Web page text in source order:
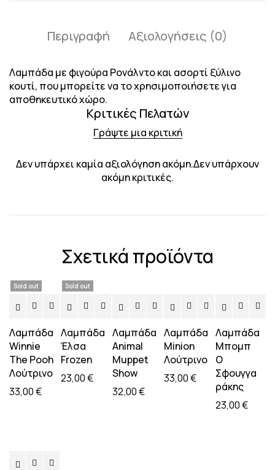
Περιγραφή Αξιολογήσεις (0)
Λαμπάδα με φιγούρα Ρονάλντο και ασορτί ξύλινο
κουτί, που μπορείτε να το χρησιμοποιήσετε για
αποθηκευτικό χώρο.
Κριτικές Πελατών
Γράψτε μια κριτική
Δεν υπάρχει καμία αξιολόγηση ακόμη.Δεν υπάρχουν
ακόμη κριτικές.
Σχετικά προϊόντα
Sold out
Λαμπάδα
Winnie
The Pooh
Λούτρινο
33,00€
Sold out
Λαμπάδα
Έλσα
Frozen
23,00€
Λαμπάδα
Animal
Muppet
Show
32,00€
Λαμπάδα
Minion
Λούτρινο
33,00€
Λαμπάδα
Μπομπ
Ο
Σφουγγα
ράκης
23,00€